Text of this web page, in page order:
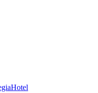
Hotel